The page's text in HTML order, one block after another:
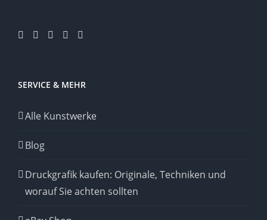
SERVICE & MEHR
Alle Kunstwerke
Blog
Druckgrafik kaufen: Originale, Techniken und
worauf Sie achten sollten